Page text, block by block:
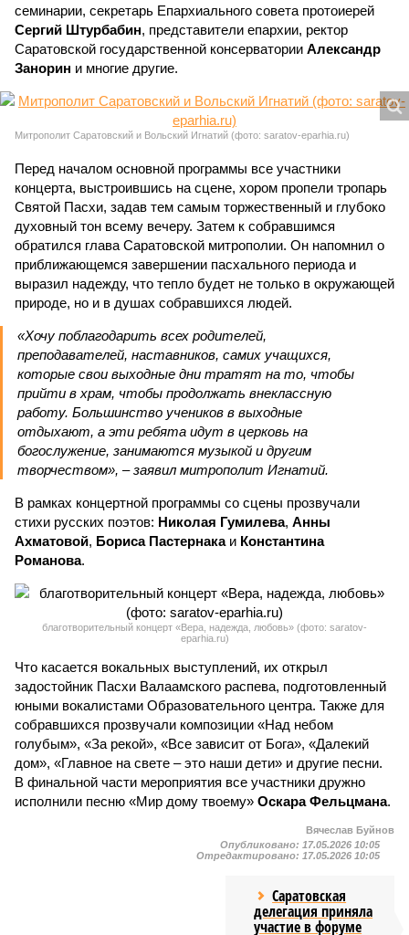
семинарии, секретарь Епархиального совета протоиерей
Сергий Штурбабин, представители епархии, ректор
Саратовской государственной консерватории Александр
Занорин и многие другие.
Митрополит Саратовский и Вольский Игнатий (фото: saratov-eparhia.ru)
Перед началом основной программы все участники
концерта, выстроившись на сцене, хором пропели тропарь
Святой Пасхи, задав тем самым торжественный и глубоко
духовный тон всему вечеру. Затем к собравшимся
обратился глава Саратовской митрополии. Он напомнил о
приближающемся завершении пасхального периода и
выразил надежду, что тепло будет не только в окружающей
природе, но и в душах собравшихся людей.
«Хочу поблагодарить всех родителей,
преподавателей, наставников, самих учащихся,
которые свои выходные дни тратят на то, чтобы
прийти в храм, чтобы продолжать внеклассную
работу. Большинство учеников в выходные
отдыхают, а эти ребята идут в церковь на
богослужение, занимаются музыкой и другим
творчеством», – заявил митрополит Игнатий.
В рамках концертной программы со сцены прозвучали
стихи русских поэтов: Николая Гумилева, Анны
Ахматовой, Бориса Пастернакаи Константина
Романова.
благотворительный концерт «Вера, надежда, любовь» (фото: saratov-
eparhia.ru)
Что касается вокальных выступлений, их открыл
задостойник Пасхи Валаамского распева, подготовленный
юными вокалистами Образовательного центра. Также для
собравшихся прозвучали композиции «Над небом
голубым», «За рекой», «Все зависит от Бога», «Далекий
дом», «Главное на свете – это наши дети» и другие песни.
В финальной части мероприятия все участники дружно
исполнили песню «Мир дому твоему» Оскара Фельцмана.
Вячеслав Буйнов
Опубликовано: 17.05.2026 10:05
Отредактировано: 17.05.2026 10:05
Саратовская
делегация приняла
участие в форуме